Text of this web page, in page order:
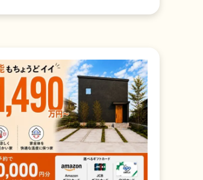
、太陽光・蓄電池も、専
、この機会に一緒に考え
そして桧家とい
家中どこ
な温度を保てる桧家住宅
ステム。 なんと、
日、家全体を快適な温
そして桧家住
空調シェアNo,1の第一人
「家